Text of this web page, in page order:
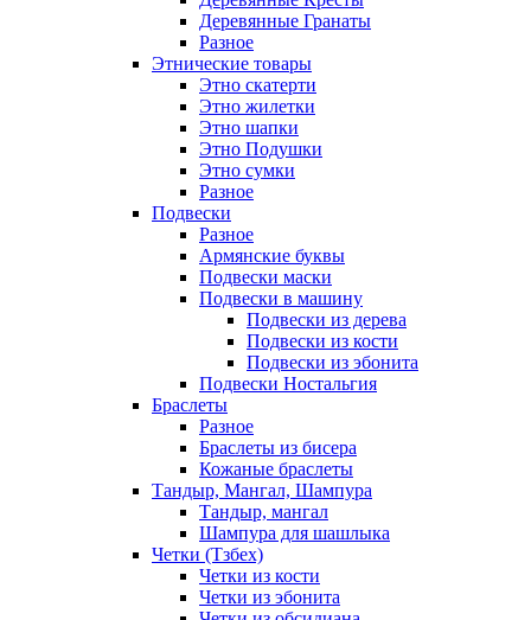
Деревянные Гранаты
Разное
Этнические товары
Этно скатерти
Этно жилетки
Этно шапки
Этно Подушки
Этно сумки
Разное
Подвески
Разное
Армянские буквы
Подвески маски
Подвески в машину
Подвески из дерева
Подвески из кости
Подвески из эбонита
Подвески Ностальгия
Браслеты
Разное
Браслеты из бисера
Кожаные браслеты
Тандыр, Мангал, Шампура
Тандыр, мангал
Шампура для шашлыка
Четки (Тзбех)
Четки из кости
Четки из эбонита